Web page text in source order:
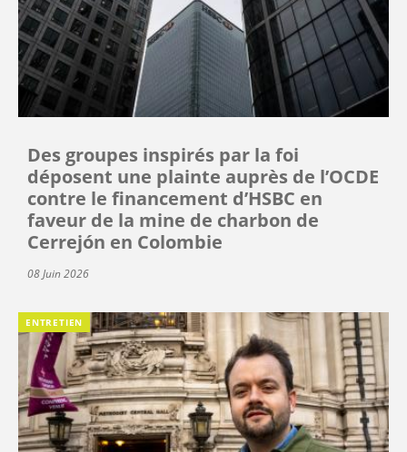
Des groupes inspirés par la foi
déposent une plainte auprès de l’OCDE
contre le financement d’HSBC en
faveur de la mine de charbon de
Cerrejón en Colombie
08 Juin 2026
ENTRETIEN